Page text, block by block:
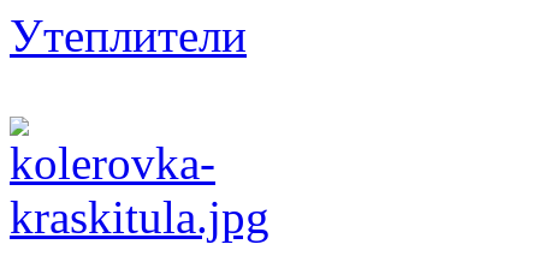
Утеплители